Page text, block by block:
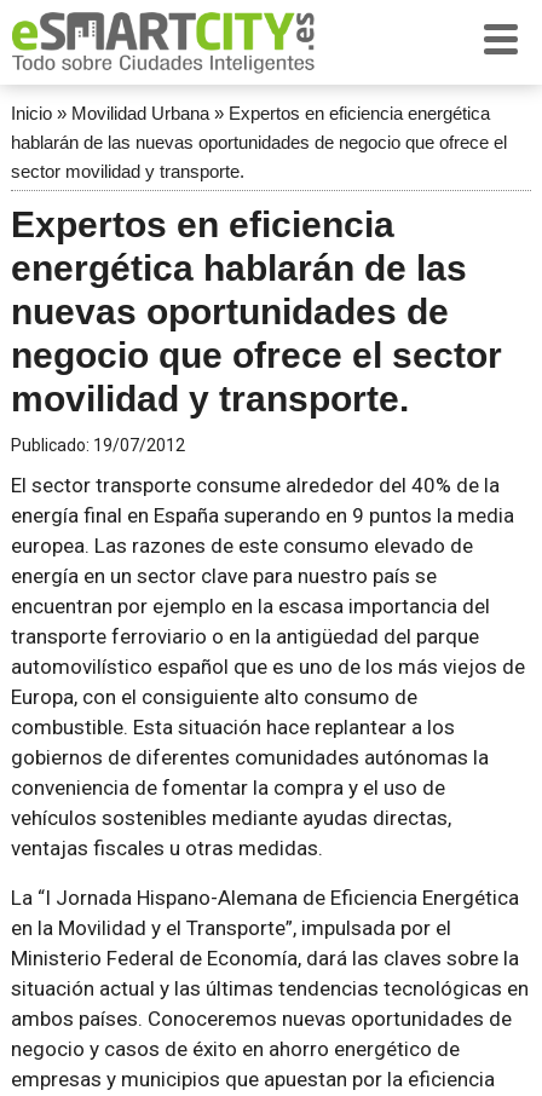
Inicio» Movilidad Urbana» Expertos en eficiencia energética
hablarán de las nuevas oportunidades de negocio que ofrece el
sector movilidad y transporte.
Expertos en eficiencia
energética hablarán de las
nuevas oportunidades de
negocio que ofrece el sector
movilidad y transporte.
Publicado: 19/07/2012
El sector transporte consume alrededor del 40% de la
energía final en España superando en 9 puntos la media
europea. Las razones de este consumo elevado de
energía en un sector clave para nuestro país se
encuentran por ejemplo en la escasa importancia del
transporte ferroviario o en la antigüedad del parque
automovilístico español que es uno de los más viejos de
Europa, con el consiguiente alto consumo de
combustible. Esta situación hace replantear a los
gobiernos de diferentes comunidades autónomas la
conveniencia de fomentar la compra y el uso de
vehículos sostenibles mediante ayudas directas,
ventajas fiscales u otras medidas.
La “I Jornada Hispano-Alemana de Eficiencia Energética
en la Movilidad y el Transporte”, impulsada por el
Ministerio Federal de Economía, dará las claves sobre la
situación actual y las últimas tendencias tecnológicas en
ambos países. Conoceremos nuevas oportunidades de
negocio y casos de éxito en ahorro energético de
empresas y municipios que apuestan por la eficiencia